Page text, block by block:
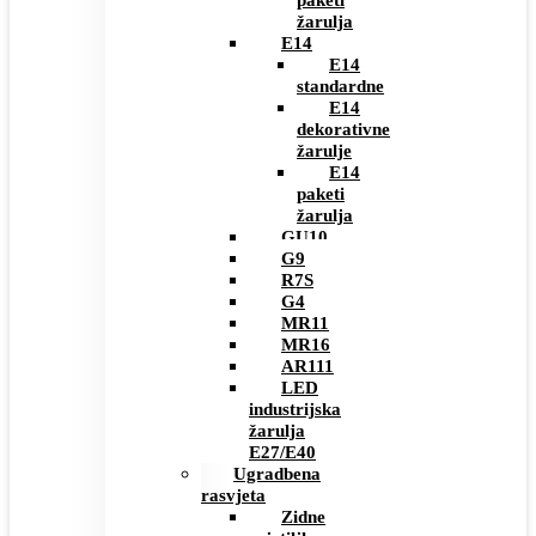
žarulja
E14
E14
standardne
E14
dekorativne
žarulje
E14
paketi
žarulja
GU10
G9
R7S
G4
MR11
MR16
AR111
LED
industrijska
žarulja
E27/E40
Ugradbena
rasvjeta
Zidne